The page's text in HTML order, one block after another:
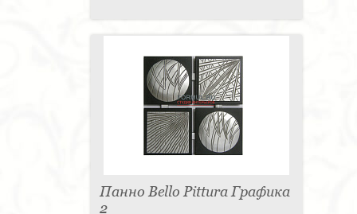
Панно Bello Pittura Графика
2